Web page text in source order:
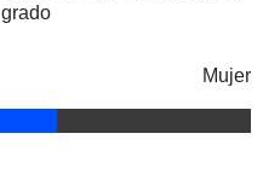
grado
Mujer